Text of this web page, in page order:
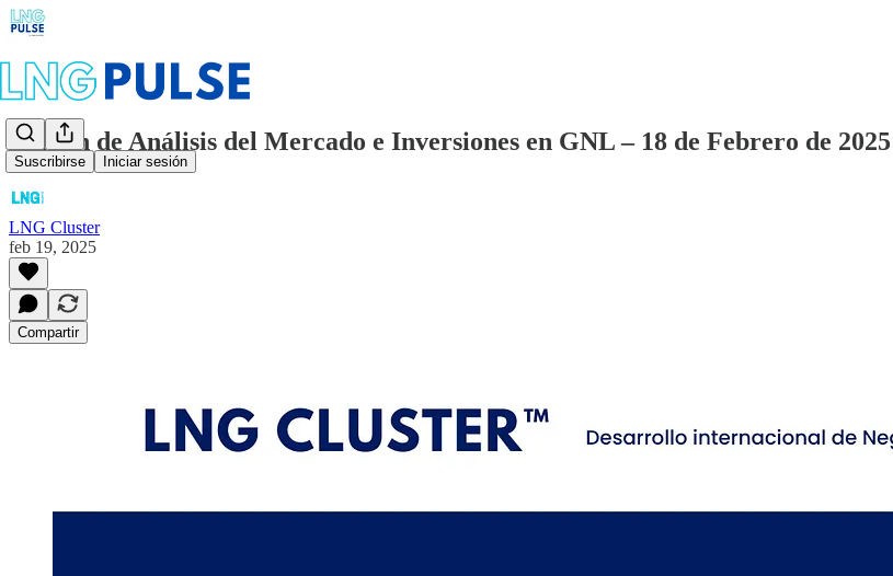
Suscribirse Iniciar sesión
Boletín de Análisis del Mercado e Inversiones en GNL – 18 de Febrero de 2025
LNG Cluster
feb 19, 2025
Compartir